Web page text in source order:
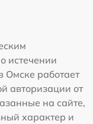
истечении
Омске работает
авторизации от
на сайте,
характер и